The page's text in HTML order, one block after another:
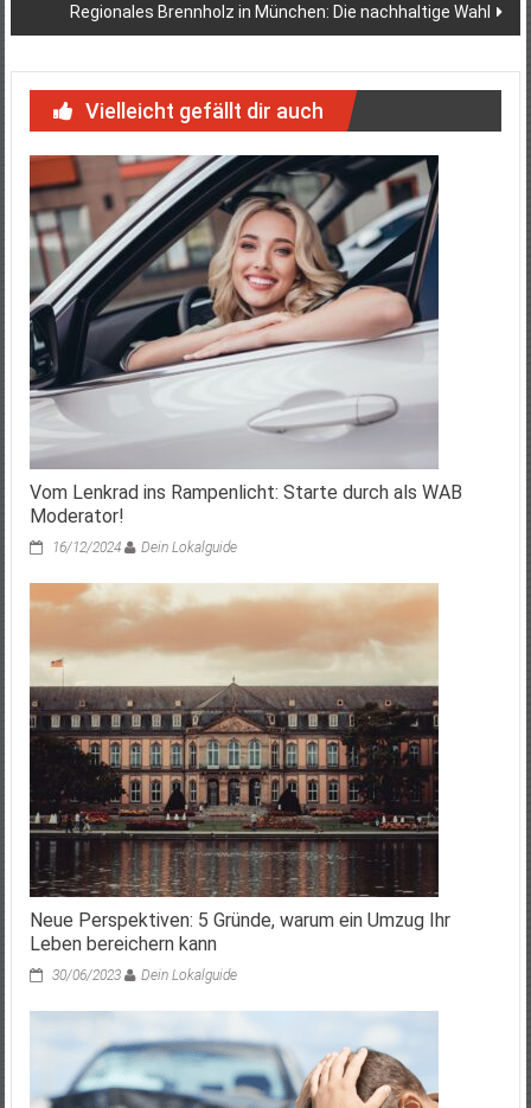
Regionales Brennholz in München: Die nachhaltige Wahl
Vielleicht gefällt dir auch
Vom Lenkrad ins Rampenlicht: Starte durch als WAB
Moderator!
16/12/2024 Dein Lokalguide
Neue Perspektiven: 5 Gründe, warum ein Umzug Ihr
Leben bereichern kann
30/06/2023 Dein Lokalguide